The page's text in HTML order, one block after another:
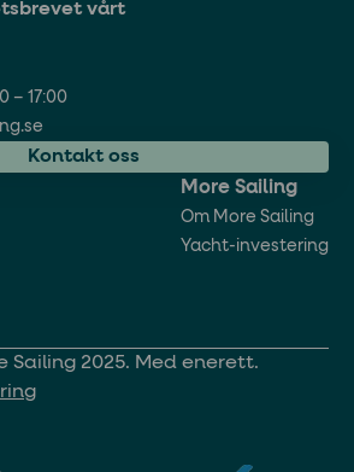
vårt
More Sailing
Om More Sailing
Yacht-investering
– 17:00
Kontakt oss
Sailing 2025. Med enerett.